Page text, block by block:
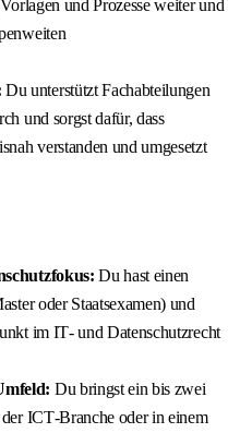
und Prozesse weiter und
Du unterstützt Fachabteilungen
und sorgst dafür, dass
verstanden und umgesetzt
Du hast einen
oder Staatsexamen) und
im IT‑ und Datenschutzrecht
Du bringst ein bis zwei
ICT‑Branche oder in einem